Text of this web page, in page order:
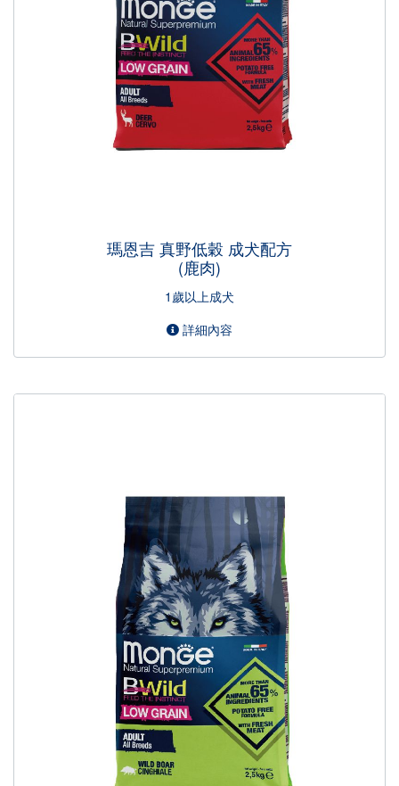
瑪恩吉 真野低穀 成犬配方
(鹿肉)
1歲以上成犬
詳細內容